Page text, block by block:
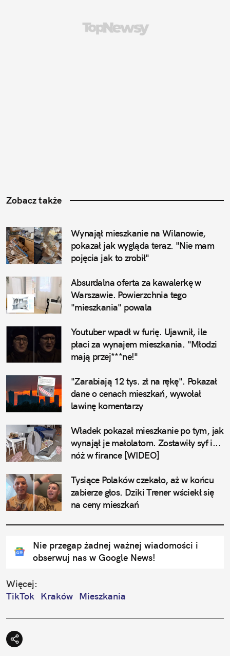
Zobacz także
Wynajął mieszkanie na Wilanowie,
pokazał jak wygląda teraz. "Nie mam
pojęcia jak to zrobił"
Absurdalna oferta za kawalerkę w
Warszawie. Powierzchnia tego
"mieszkania" powala
Youtuber wpadł w furię. Ujawnił, ile
płaci za wynajem mieszkania. "Młodzi
mają przej***ne!"
"Zarabiają 12 tys. zł na rękę". Pokazał
dane o cenach mieszkań, wywołał
lawinę komentarzy
Władek pokazał mieszkanie po tym, jak
wynajął je małolatom. Zostawiły syf i...
nóż w firance [WIDEO]
Tysiące Polaków czekało, aż w końcu
zabierze głos. Dziki Trener wściekł się
na ceny mieszkań
Nie przegap żadnej ważnej wiadomości i
obserwuj nas w Google News!
Więcej:
TikTok Kraków Mieszkania